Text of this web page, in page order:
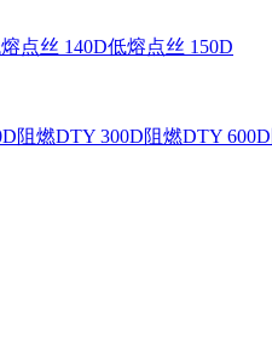
点丝 140D低熔点丝 150D
阻燃DTY 300D阻燃DTY 600D